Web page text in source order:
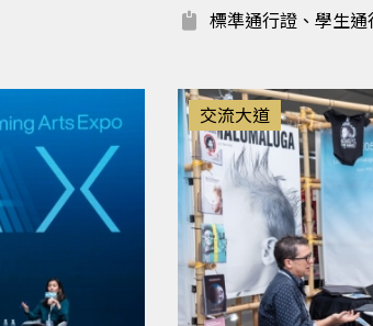
標準通行證、學生通
交流大道